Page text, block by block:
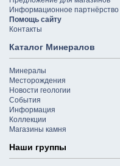
Информационное партнёрство
Помощь сайту
Контакты
Каталог Минералов
Минералы
Месторождения
Новости геологии
События
Информация
Коллекции
Магазины камня
Наши группы